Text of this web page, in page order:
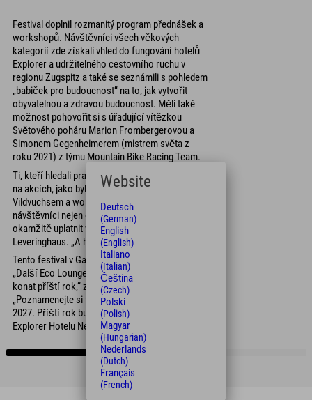
Festival doplnil rozmanitý program přednášek a
workshopů. Návštěvníci všech věkových
kategorií zde získali vhled do fungování hotelů
Explorer a udržitelného cestovního ruchu v
regionu Zugspitz a také se seznámili s pohledem
„babiček pro budoucnost“ na to, jak vytvořit
obyvatelnou a zdravou budoucnost. Měli také
možnost pohovořit si s úřadující vítězkou
Světového poháru Marion Frombergerovou a
Simonem Gegenheimerem (mistrem světa z
roku 2021) z týmu Mountain Bike Racing Team.
Ti, kteří hledali praktické tipy, našli to, co hledali,
na akcích, jako byla bylinková stezka s
Vildvuchsem a workshop vedený lesníkem. „Zde
návštěvníci nejen dostali tipy, ale mohli je také
okamžitě uplatnit v praxi,“ zdůraznila Katja
Leveringhaus. „A hosté byli nadšení.“
Tento festival v Garmischi byl jen začátek.
„Další Eco Lounge z Explorer Hotels se bude
konat příští rok,“ zdůraznil Leveringhaus.
„Poznamenejte si tedy v kalendáři 23. dubna
2027. Příští rok budeme festival pořádat v
Explorer Hotelu Neuschwanstein.“
Website
Deutsch
(German)
English
(English)
Italiano
(Italian)
Čeština
(Czech)
Polski
(Polish)
Magyar
(Hungarian)
Nederlands
(Dutch)
Français
(French)